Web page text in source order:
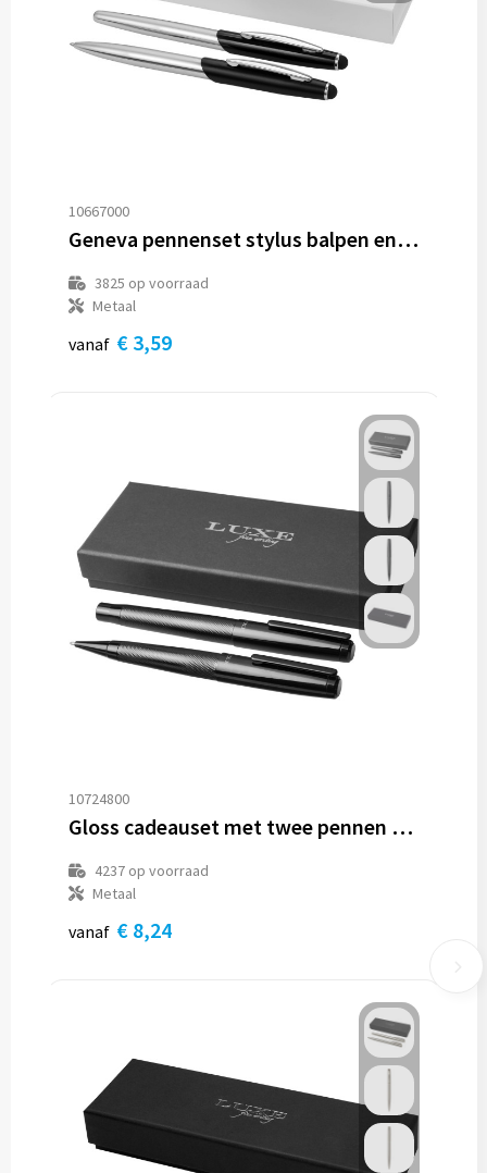
10667000
Geneva pennenset stylus balpen en rollerbalpen (blauwe inkt)
3825 op voorraad
Metaal
vanaf € 3,59
10724800
Gloss cadeauset met twee pennen (zwarte inkt)
4237op voorraad
Metaal
vanaf € 8,24